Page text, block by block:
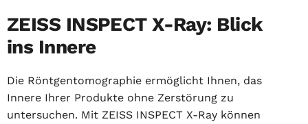
ZEISS INSPECT X-Ray: Blick
ins Innere
Die Röntgentomographie ermöglicht Ihnen, das
Innere Ihrer Produkte ohne Zerstörung zu
untersuchen. Mit ZEISS INSPECT X-Ray können